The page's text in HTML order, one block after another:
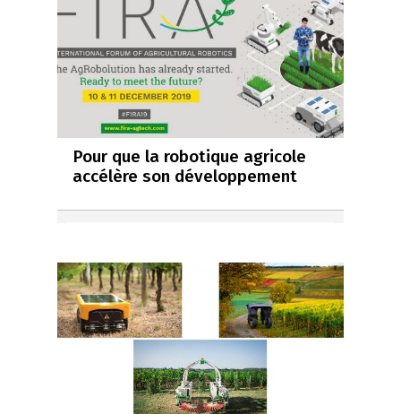
Pour que la robotique agricole
accélère son développement